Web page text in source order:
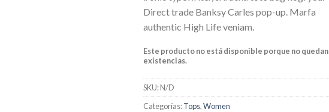
Direct trade Banksy Carles pop-up. Marfa
authentic High Life veniam.
Este producto no está disponible porque no quedan
existencias.
SKU:N/D
Categorías:Tops,Women